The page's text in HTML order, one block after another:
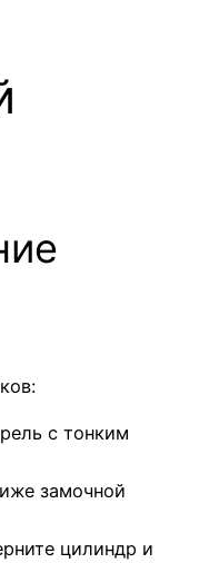
с тонким
замочной
цилиндр и